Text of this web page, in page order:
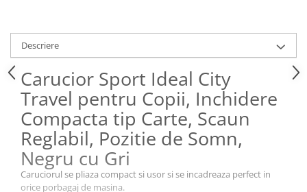
Bucatarii copii
Carucioare papusi si accesorii
Casute de papusi si mobilier
Cuburi si caramizi
Elicoptere, avioane si nave de
jucarie
Figurine
Frumusete, bijuterii si accesorii
fetite
Descriere
Carucior Sport Ideal City
Travel pentru Copii, Inchidere
Compacta tip Carte, Scaun
Reglabil, Pozitie de Somn,
Negru cu Gri
Caruciorul se pliaza compact si usor si se incadreaza perfect in
orice porbagaj de masina.